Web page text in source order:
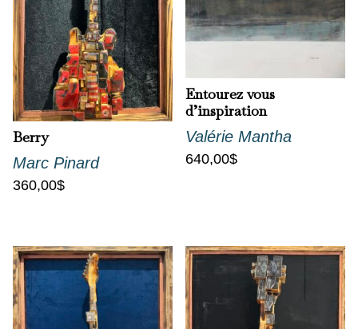
Berry
Marc Pinard
360,00$
Entourez vous
d’inspiration
Valérie Mantha
640,00$